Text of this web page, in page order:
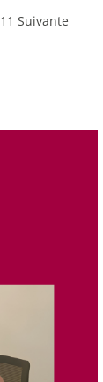
11 Suivante